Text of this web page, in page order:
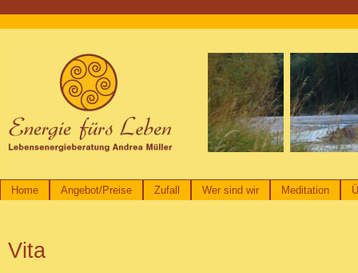
Home Angebot/Preise Zufall Wer sind wir Meditation
Vita